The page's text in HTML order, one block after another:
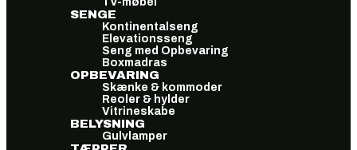
SENGE
Kontinentalseng
Elevationsseng
Seng med Opbevaring
Boxmadras
OPBEVARING
Skænke & kommoder
Reoler & hylder
Vitrineskabe
BELYSNING
Gulvlamper